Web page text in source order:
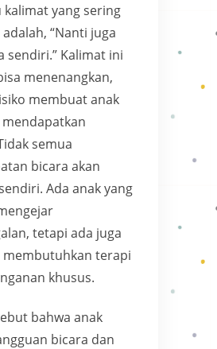
kalimat yang sering
“Nanti juga
sendiri.” Kalimat ini
menenangkan,
membuat anak
semua
bicara akan
Ada anak yang
tetapi ada juga
membutuhkan terapi
khusus.
bahwa anak
bicara dan